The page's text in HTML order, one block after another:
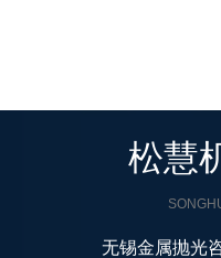
松慧
无锡金属抛光